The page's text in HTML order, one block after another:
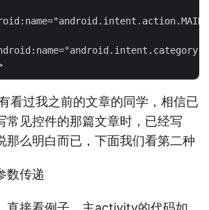
看过我之前的文章的同学，相信已
常见控件的那篇文章时，已经写
那么明白而已，下面我们看第二种
数传递